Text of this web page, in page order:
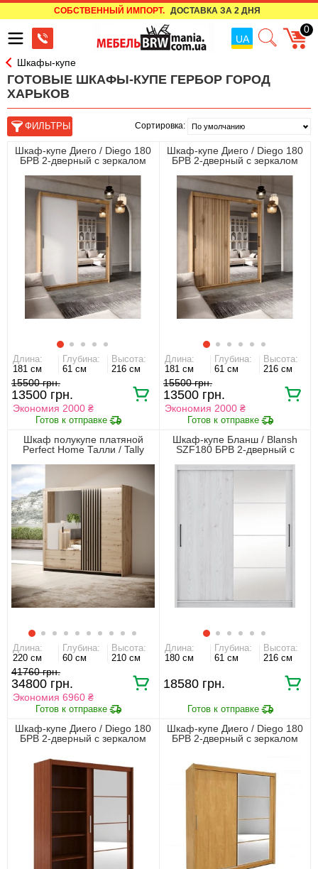
СОБСТВЕННЫЙ ИМПОРТ. ДОСТАВКА ЗА 2 ДНЯ
UA
0
Шкафы-купе
ГОТОВЫЕ ШКАФЫ-КУПЕ ГЕРБОР ГОРОД
ХАРЬКОВ
Сортировка:
Шкаф-купе Диего / Diego 180
БРВ 2-дверный с зеркалом
альпийский
Длина:
181 см
Глубина:
61 см
Высота:
216 см
15500
13500
Экономия 2000 ₴
Шкаф-купе Диего / Diego 180
БРВ 2-дверный с зеркалом
Длина:
181 см
Глубина:
61 см
Высота:
216 см
15500
13500
Экономия 2000 ₴
Шкаф полукупе платяной
Perfect Home Талли / Tally
зеркалом Дуб артизан/
антрацит
Длина:
220 см
Глубина:
60 см
Высота:
210 см
41760
34800
Экономия 6960 ₴
Шкаф-купе Бланш / Blansh
SZF180 БРВ 2-дверный с
Длина:
180 см
Глубина:
61 см
Высота:
216 см
18580
Шкаф-купе Диего / Diego 180
БРВ 2-дверный с зеркалом
Шкаф-купе Диего / Diego 180
БРВ 2-дверный с зеркалом